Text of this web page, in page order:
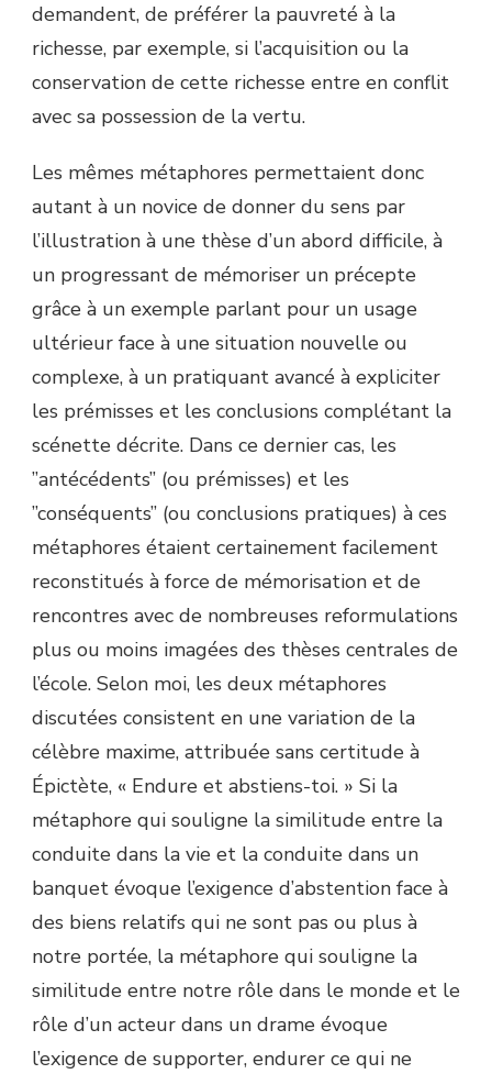
demandent, de préférer la pauvreté à la
richesse, par exemple, si l’acquisition ou la
conservation de cette richesse entre en conflit
avec sa possession de la vertu.
Les mêmes métaphores permettaient donc
autant à un novice de donner du sens par
l’illustration à une thèse d’un abord difficile, à
un progressant de mémoriser un précepte
grâce à un exemple parlant pour un usage
ultérieur face à une situation nouvelle ou
complexe, à un pratiquant avancé à expliciter
les prémisses et les conclusions complétant la
scénette décrite. Dans ce dernier cas, les
”antécédents” (ou prémisses) et les
”conséquents” (ou conclusions pratiques) à ces
métaphores étaient certainement facilement
reconstitués à force de mémorisation et de
rencontres avec de nombreuses reformulations
plus ou moins imagées des thèses centrales de
l’école. Selon moi, les deux métaphores
discutées consistent en une variation de la
célèbre maxime, attribuée sans certitude à
Épictète, « Endure et abstiens-toi. » Si la
métaphore qui souligne la similitude entre la
conduite dans la vie et la conduite dans un
banquet évoque l’exigence d’abstention face à
des biens relatifs qui ne sont pas ou plus à
notre portée, la métaphore qui souligne la
similitude entre notre rôle dans le monde et le
rôle d’un acteur dans un drame évoque
l’exigence de supporter, endurer ce qui ne